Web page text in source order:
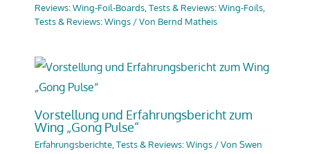
Reviews: Wing-Foil-Boards, Tests & Reviews: Wing-Foils,
Tests & Reviews: Wings/ Von Bernd Matheis
Vorstellung und Erfahrungsbericht zum
Wing „Gong Pulse“
Erfahrungsberichte, Tests & Reviews: Wings/ Von Swen